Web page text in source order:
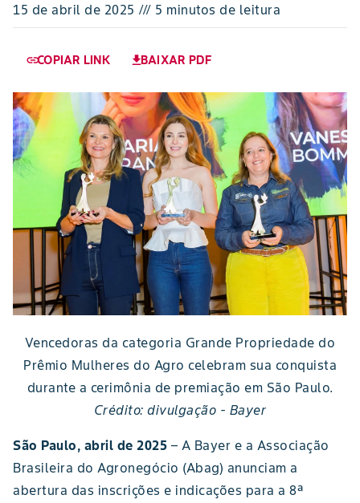
15 de abril de 2025 /// 5 minutos de leitura
COPIAR LINK
link BAIXAR PDF
download
Vencedoras da categoria Grande Propriedade do
Prêmio Mulheres do Agro celebram sua conquista
durante a cerimônia de premiação em São Paulo.
Crédito: divulgação - Bayer
São Paulo, abril de 2025 – A Bayer e a Associação
Brasileira do Agronegócio (Abag) anunciam a
abertura das inscrições e indicações para a 8ª